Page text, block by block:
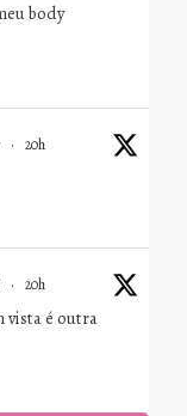
body
· 20h
· 20h
vista é outra